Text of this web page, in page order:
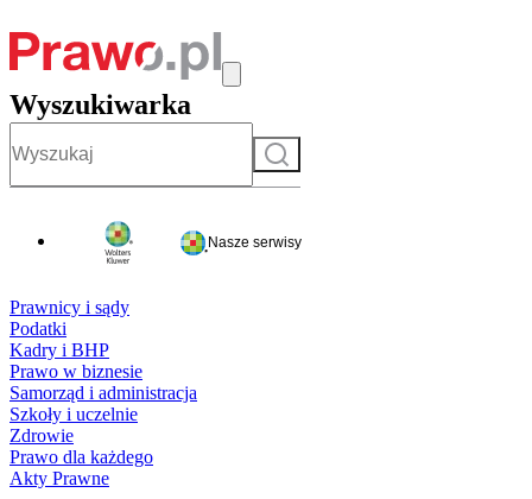
Wyszukiwarka
Szukaj
Nasze serwisy
Prawnicy i sądy
Podatki
Kadry i BHP
Prawo w biznesie
Samorząd i administracja
Szkoły i uczelnie
Zdrowie
Prawo dla każdego
Akty Prawne